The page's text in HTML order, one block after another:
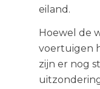
eiland.
Hoewel de
voertuigen
zijn er nog